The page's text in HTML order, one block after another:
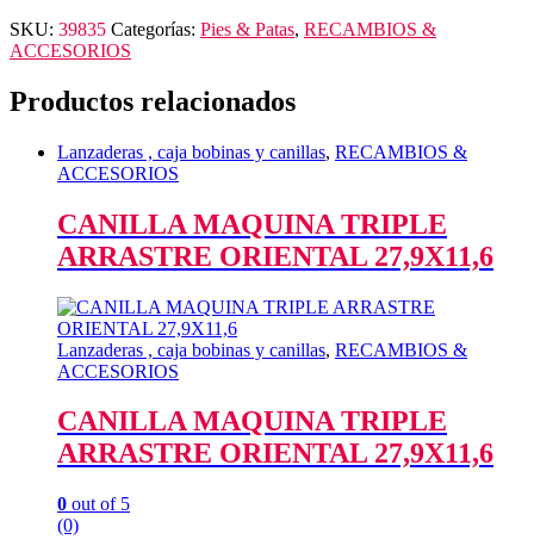
SKU: 39835 Categorías: Pies & Patas, RECAMBIOS &
ACCESORIOS
Productos relacionados
Lanzaderas , caja bobinas y canillas, RECAMBIOS &
ACCESORIOS
CANILLA MAQUINA TRIPLE
ARRASTRE ORIENTAL 27,9X11,6
Lanzaderas , caja bobinas y canillas, RECAMBIOS &
ACCESORIOS
CANILLA MAQUINA TRIPLE
ARRASTRE ORIENTAL 27,9X11,6
0 out of 5
(0)